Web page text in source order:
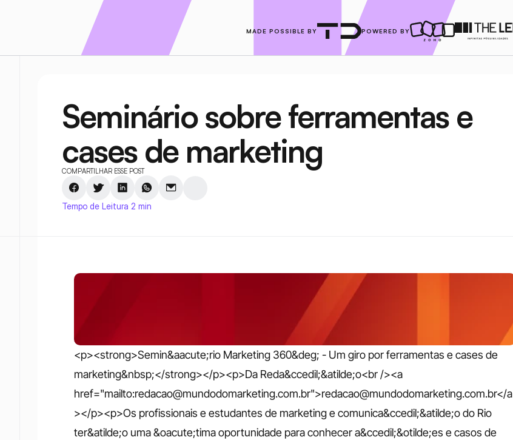
MADE POSSIBLE BY POWERED BY
Seminário sobre ferramentas e
cases de marketing
COMPARTILHAR ESSE POST
Tempo de Leitura 2 min
<p><strong>Semin&aacute;rio Marketing 360&deg; - Um giro por ferramentas e cases de
marketing&nbsp;</strong></p><p>Da Reda&ccedil;&atilde;o<br /><a
href="mailto:redacao@mundodomarketing.com.br">redacao@mundodomarketing.com.br</a
></p><p>Os profissionais e estudantes de marketing e comunica&ccedil;&atilde;o do Rio
ter&atilde;o uma &oacute;tima oportunidade para conhecer a&ccedil;&otilde;es e casos de